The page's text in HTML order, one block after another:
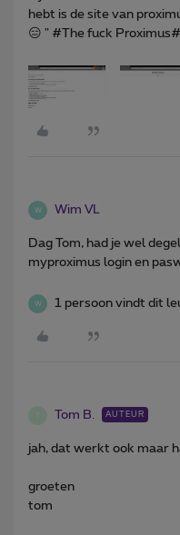
hebt is de site van
😑 " #The fuck
W Wim VL
Dag Tom, had je wel
myproximus login en
W 1 persoon vindt dit
Tom B. AUTEUR
jah, dat werkt ook maar
groeten
tom